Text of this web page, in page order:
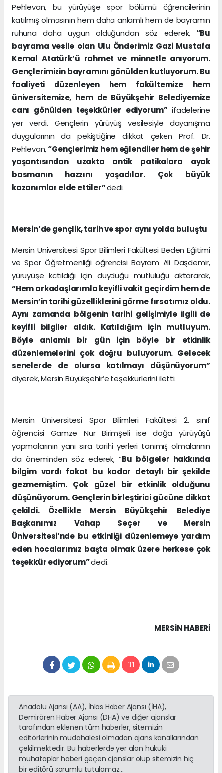
Pehlevan, bu yürüyüşe spor bölümü öğrencilerinin
katılmış olmasının hem daha anlamlı hem de bayramın
ruhuna daha uygun olduğundan söz ederek, “Bu
bayrama vesile olan Ulu Önderimiz Gazi Mustafa
Kemal Atatürk’ü rahmet ve minnetle anıyorum.
Gençlerimizin bayramını gönülden kutluyorum. Bu
faaliyeti düzenleyen hem fakültemize hem
üniversitemize, hem de Büyükşehir Belediyemize
canı gönülden teşekkürler ediyorum”ifadelerine
yer verdi. Gençlerin yürüyüş vesilesiyle dayanışma
duygularının da pekiştiğine dikkat çeken Prof. Dr.
Pehlevan,“Gençlerimiz hem eğlendiler hem de şehir
yaşantısından uzakta antik patikalara ayak
basmanın hazzını yaşadılar. Çok büyük
kazanımlar elde ettiler”dedi.
Mersin’de gençlik, tarih ve spor aynı yolda buluştu
Mersin Üniversitesi Spor Bilimleri Fakültesi Beden Eğitimi
ve Spor Öğretmenliği öğrencisi Bayram Ali Daşdemir,
yürüyüşe katıldığı için duyduğu mutluluğu aktararak,
“Hem arkadaşlarımla keyifli vakit geçirdim hem de
Mersin’in tarihi güzelliklerini görme fırsatımız oldu.
Aynı zamanda bölgenin tarihi gelişimiyle ilgili de
keyifli bilgiler aldık. Katıldığım için mutluyum.
Böyle anlamlı bir gün için böyle bir etkinlik
düzenlemelerini çok doğru buluyorum. Gelecek
senelerde de olursa katılmayı düşünüyorum”
diyerek, Mersin Büyükşehir’e teşekkürlerini iletti.
Mersin Üniversitesi Spor Bilimleri Fakültesi 2. sınıf
öğrencisi Gamze Nur Birimşeli ise doğa yürüyüşü
yapmalarının yanı sıra tarihi yerleri tanımış olmalarının
da öneminden söz ederek, “Bu bölgeler hakkında
bilgim vardı fakat bu kadar detaylı bir şekilde
gezmemiştim. Çok güzel bir etkinlik olduğunu
düşünüyorum. Gençlerin birleştirici gücüne dikkat
çekildi. Özellikle Mersin Büyükşehir Belediye
Başkanımız Vahap Seçer ve Mersin
Üniversitesi’nde bu etkinliği düzenlemeye yardım
eden hocalarımız başta olmak üzere herkese çok
teşekkür ediyorum”dedi.
MERSIN HABERİ
Anadolu Ajansı (AA), İhlas Haber Ajansı (İHA),
Demirören Haber Ajansı (DHA) ve diğer ajanslar
tarafından eklenen tüm haberler, sitemizin
editörlerinin müdahalesi olmadan ajans kanallarından
çekilmektedir. Bu haberlerde yer alan hukuki
muhataplar haberi geçen ajanslar olup sitemizin hiç
bir editörü sorumlu tutulamaz...